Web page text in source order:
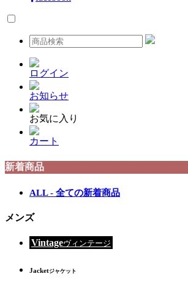
ログイン
お知らせ
お気に入り
カート
新着商品
ALL - 全ての新着商品
メンズ
Vintageヴィンテージ
Jacketジャケット